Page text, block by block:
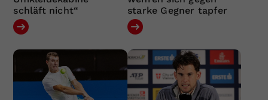
schläft nicht“
starke Gegner tapfer